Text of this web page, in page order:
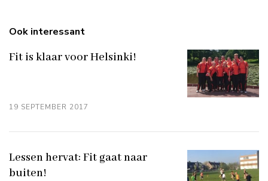
Ook interessant
19 SEPTEMBER 2017
Fit is klaar voor Helsinki!
Lessen hervat: Fit gaat naar
buiten!